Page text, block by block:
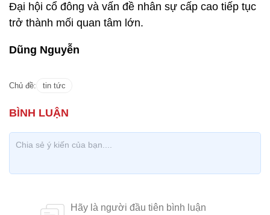
Đại hội cổ đông và vấn đề nhân sự cấp cao tiếp tục
trở thành mối quan tâm lớn.
Dũng Nguyễn
Chủ đề: tin tức